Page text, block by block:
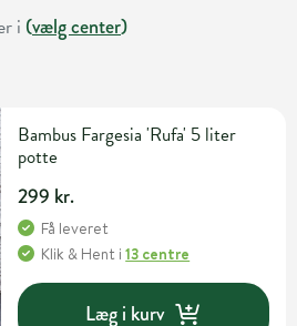
i (vælg center)
Bambus Fargesia 'Rufa' 5 liter
potte
299 kr.
Få leveret
Klik & Hent i13 centre
Læg i kurv